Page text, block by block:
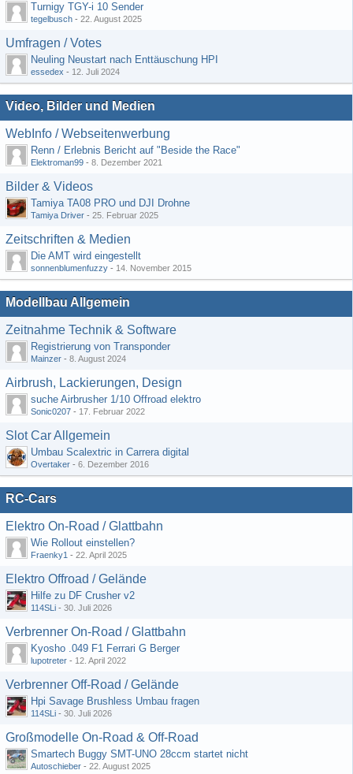
Turnigy TGY-i 10 Sender
tegelbusch - 22. August 2025
Umfragen / Votes
Neuling Neustart nach Enttäuschung HPI
essedex - 12. Juli 2024
Video, Bilder und Medien
WebInfo / Webseitenwerbung
Renn / Erlebnis Bericht auf "Beside the Race"
Elektroman99 - 8. Dezember 2021
Bilder & Videos
Tamiya TA08 PRO und DJI Drohne
Tamiya Driver - 25. Februar 2025
Zeitschriften & Medien
Die AMT wird eingestellt
sonnenblumenfuzzy - 14. November 2015
Modellbau Allgemein
Zeitnahme Technik & Software
Registrierung von Transponder
Mainzer - 8. August 2024
Airbrush, Lackierungen, Design
suche Airbrusher 1/10 Offroad elektro
Sonic0207 - 17. Februar 2022
Slot Car Allgemein
Umbau Scalextric in Carrera digital
Overtaker - 6. Dezember 2016
RC-Cars
Elektro On-Road / Glattbahn
Wie Rollout einstellen?
Fraenky1 - 22. April 2025
Elektro Offroad / Gelände
Hilfe zu DF Crusher v2
114SLi - 30. Juli 2026
Verbrenner On-Road / Glattbahn
Kyosho .049 F1 Ferrari G Berger
lupotreter - 12. April 2022
Verbrenner Off-Road / Gelände
Hpi Savage Brushless Umbau fragen
114SLi - 30. Juli 2026
Großmodelle On-Road & Off-Road
Smartech Buggy SMT-UNO 28ccm startet nicht
Autoschieber - 22. August 2025